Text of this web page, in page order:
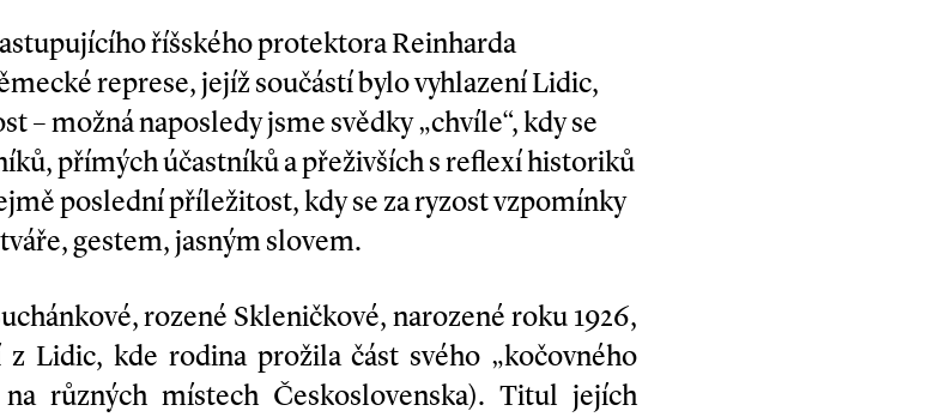
říšského protektora Reinharda
represe, jejíž součástí bylo vyhlazení Lidic,
– možná naposledy jsme svědky „chvíle“, kdy se
přímých účastníků a přeživších s reflexí historiků
poslední příležitost, kdy se za ryzost vzpomínky
gestem, jasným slovem.
rozené Skleničkové, narozené roku 1926,
Lidic, kde rodina prožila část svého „kočovného
různých místech Československa). Titul jejích